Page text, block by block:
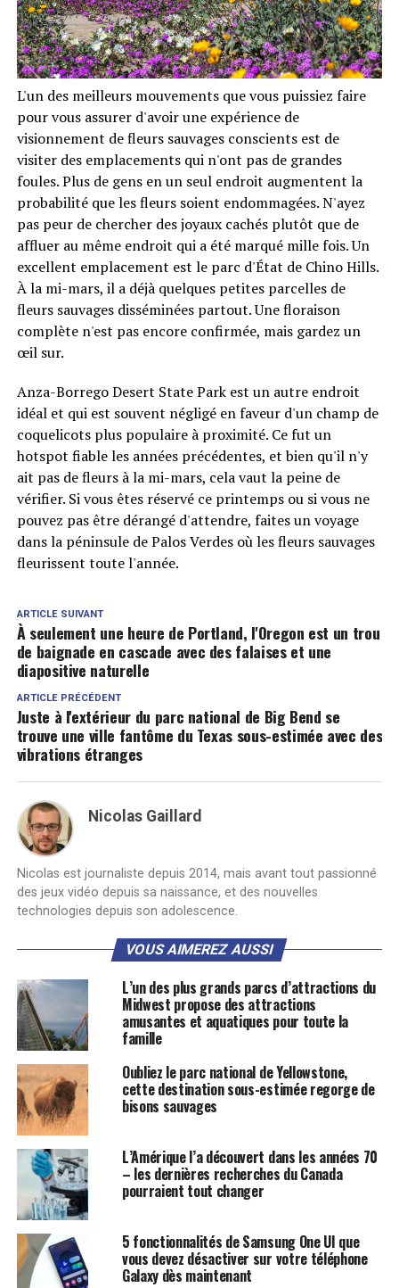
L'un des meilleurs mouvements que vous puissiez faire
pour vous assurer d'avoir une expérience de
visionnement de fleurs sauvages conscients est de
visiter des emplacements qui n'ont pas de grandes
foules. Plus de gens en un seul endroit augmentent la
probabilité que les fleurs soient endommagées. N'ayez
pas peur de chercher des joyaux cachés plutôt que de
affluer au même endroit qui a été marqué mille fois. Un
excellent emplacement est le parc d'État de Chino Hills.
À la mi-mars, il a déjà quelques petites parcelles de
fleurs sauvages disséminées partout. Une floraison
complète n'est pas encore confirmée, mais gardez un
œil sur.
Anza-Borrego Desert State Park est un autre endroit
idéal et qui est souvent négligé en faveur d'un champ de
coquelicots plus populaire à proximité. Ce fut un
hotspot fiable les années précédentes, et bien qu'il n'y
ait pas de fleurs à la mi-mars, cela vaut la peine de
vérifier. Si vous êtes réservé ce printemps ou si vous ne
pouvez pas être dérangé d'attendre, faites un voyage
dans la péninsule de Palos Verdes où les fleurs sauvages
fleurissent toute l'année.
ARTICLE SUIVANT
À seulement une heure de Portland, l'Oregon est un trou
de baignade en cascade avec des falaises et une
diapositive naturelle
ARTICLE PRÉCÉDENT
Juste à l'extérieur du parc national de Big Bend se
trouve une ville fantôme du Texas sous-estimée avec des
vibrations étranges
Nicolas Gaillard
Nicolas est journaliste depuis 2014, mais avant tout passionné
des jeux vidéo depuis sa naissance, et des nouvelles
technologies depuis son adolescence.
VOUS AIMEREZ AUSSI
L’un des plus grands parcs d’attractions du
Midwest propose des attractions
amusantes et aquatiques pour toute la
famille
Oubliez le parc national de Yellowstone,
cette destination sous-estimée regorge de
bisons sauvages
L’Amérique l’a découvert dans les années 70
– les dernières recherches du Canada
pourraient tout changer
5 fonctionnalités de Samsung One UI que
vous devez désactiver sur votre téléphone
Galaxy dès maintenant